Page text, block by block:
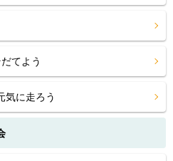
てよう
に走ろう